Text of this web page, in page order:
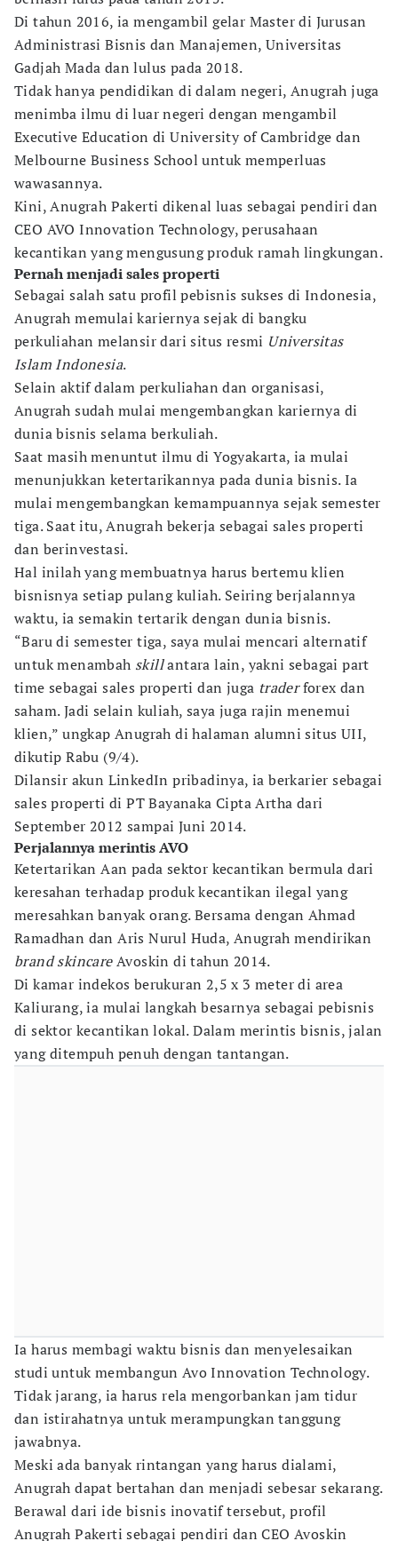
Di tahun 2016, ia mengambil gelar Master di Jurusan
Administrasi Bisnis dan Manajemen, Universitas
Gadjah Mada dan lulus pada 2018.
Tidak hanya pendidikan di dalam negeri, Anugrah juga
menimba ilmu di luar negeri dengan mengambil
Executive Education di University of Cambridge dan
Melbourne Business School untuk memperluas
wawasannya.
Kini, Anugrah Pakerti dikenal luas sebagai pendiri dan
CEO AVO Innovation Technology, perusahaan
kecantikan yang mengusung produk ramah lingkungan.
Pernah menjadi sales properti
Sebagai salah satu profil pebisnis sukses di Indonesia,
Anugrah memulai kariernya sejak di bangku
perkuliahan melansir dari situs resmi Universitas
Islam Indonesia.
Selain aktif dalam perkuliahan dan organisasi,
Anugrah sudah mulai mengembangkan kariernya di
dunia bisnis selama berkuliah.
Saat masih menuntut ilmu di Yogyakarta, ia mulai
menunjukkan ketertarikannya pada dunia bisnis. Ia
mulai mengembangkan kemampuannya sejak semester
tiga. Saat itu, Anugrah bekerja sebagai sales properti
dan berinvestasi.
Hal inilah yang membuatnya harus bertemu klien
bisnisnya setiap pulang kuliah. Seiring berjalannya
waktu, ia semakin tertarik dengan dunia bisnis.
“Baru di semester tiga, saya mulai mencari alternatif
untuk menambah skillantara lain, yakni sebagai part
time sebagai sales properti dan juga traderforex dan
saham. Jadi selain kuliah, saya juga rajin menemui
klien,” ungkap Anugrah di halaman alumni situs UII,
dikutip Rabu (9/4).
Dilansir akun LinkedIn pribadinya, ia berkarier sebagai
sales properti di PT Bayanaka Cipta Artha dari
September 2012 sampai Juni 2014.
Perjalannya merintis AVO
Ketertarikan Aan pada sektor kecantikan bermula dari
keresahan terhadap produk kecantikan ilegal yang
meresahkan banyak orang. Bersama dengan Ahmad
Ramadhan dan Aris Nurul Huda, Anugrah mendirikan
brand skincareAvoskin di tahun 2014.
Di kamar indekos berukuran 2,5 x 3 meter di area
Kaliurang, ia mulai langkah besarnya sebagai pebisnis
di sektor kecantikan lokal. Dalam merintis bisnis, jalan
yang ditempuh penuh dengan tantangan.
Ia harus membagi waktu bisnis dan menyelesaikan
studi untuk membangun Avo Innovation Technology.
Tidak jarang, ia harus rela mengorbankan jam tidur
dan istirahatnya untuk merampungkan tanggung
jawabnya.
Meski ada banyak rintangan yang harus dialami,
Anugrah dapat bertahan dan menjadi sebesar sekarang.
Berawal dari ide bisnis inovatif tersebut, profil
Anugrah Pakerti sebagai pendiri dan CEO Avoskin